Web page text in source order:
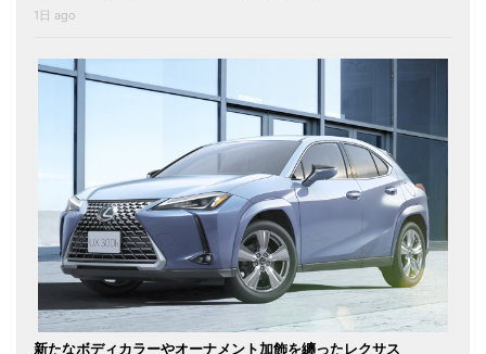
1日 ago
新たなボディカラーやオーナメント加飾を纏ったレクサス